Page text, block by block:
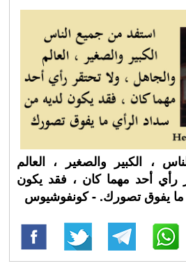
، الكبير والصغير ، العالم
رأي أحد مهما كان ، فقد يكون
ما يفوق تصورك. - كونفوشيوس